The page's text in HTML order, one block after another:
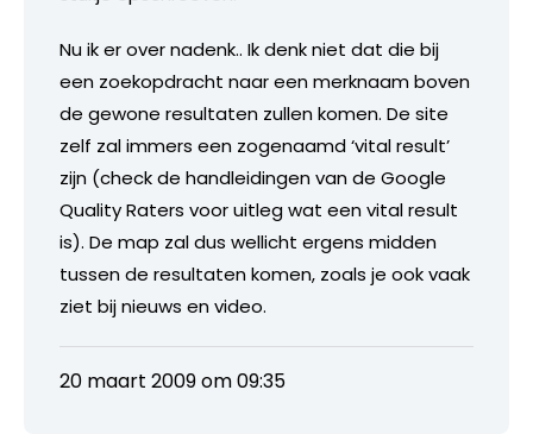
Nu ik er over nadenk.. Ik denk niet dat die bij
een zoekopdracht naar een merknaam boven
de gewone resultaten zullen komen. De site
zelf zal immers een zogenaamd ‘vital result’
zijn (check de handleidingen van de Google
Quality Raters voor uitleg wat een vital result
is). De map zal dus wellicht ergens midden
tussen de resultaten komen, zoals je ook vaak
ziet bij nieuws en video.
20 maart 2009 om 09:35